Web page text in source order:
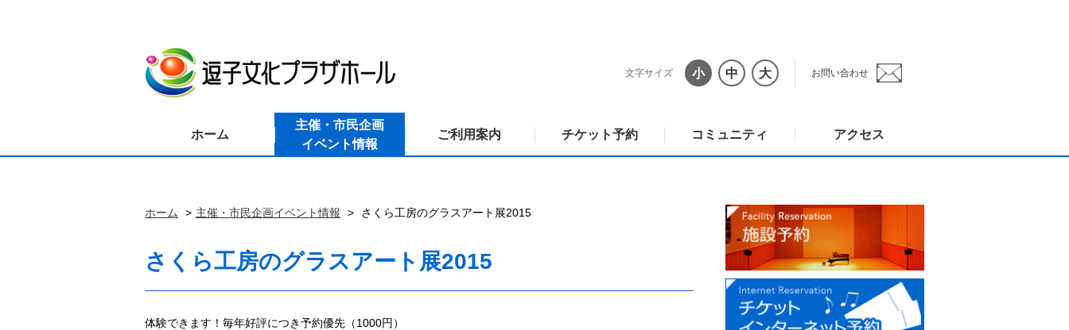
文字サイズ 小 中 大 お問い合わせ
ホーム
主催・市民企画
イベント情報
ご利用案内 チケット予約 コミュニティ アクセス
ホーム 主催・市民企画イベント情報 さくら工房のグラスアート展2015
さくら工房のグラスアート展2015
体験できます！毎年好評につき予約優先（1000円）